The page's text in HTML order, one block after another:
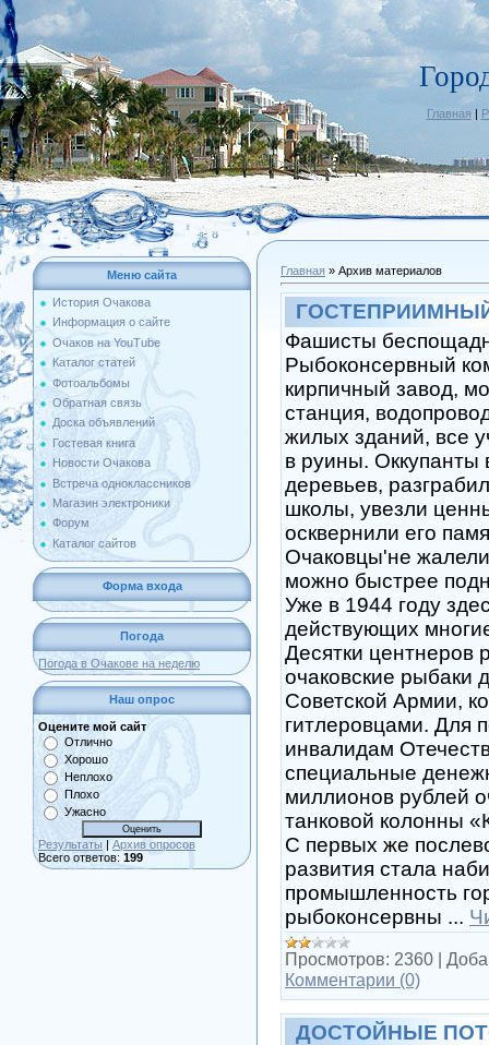
Главная |
Меню сайта
История Очакова
Информация о сайте
Очаков на YouTube
Каталог статей
Фотоальбомы
Обратная связь
Доска объявлений
Гостевая книга
Новости Очакова
Встреча одноклассников
Магазин электроники
Форум
Каталог сайтов
Форма входа
Погода
Погода в Очакове на неделю
Наш опрос
Оцените мой сайт
Отлично
Хорошо
Неплохо
Плохо
Ужасно
Результаты | Архив опросов
Всего ответов: 199
Главная » Архив материалов
Фашисты
Рыбоконсервный
кирпичный завод,
станция,
жилых зданий, все
в руины.
деревьев,
школы, увезли
осквернили его
Очаковцы'не
можно быстрее
Уже в 1944 году
действующих
Десятки центнеров
очаковские рыбаки
Советской Армии,
гитлеровцами. Для
инвалидам
специальные
миллионов рублей
танковой колонны
С первых же
развития стала
промышленность
рыбоконсервны ...
Просмотров: 2360 |
Комментарии (0)
ДОСТОЙНЫЕ